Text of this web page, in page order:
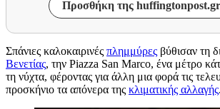
Προσθήκη της
Σπάνιες καλοκαιρινές πλημμύρες βύθισαν τη
Βενετίας, την Piazza San Marco, ένα μέτρο
τη νύχτα, φέροντας για άλλη μια φορά τις
προσκήνιο τα απόνερα της κλιματικής αλλαγής.